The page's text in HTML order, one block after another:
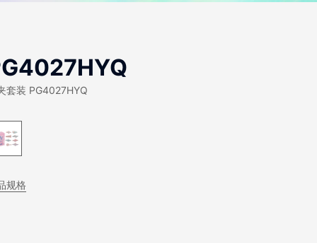
套装 PG4027HYQ
规格